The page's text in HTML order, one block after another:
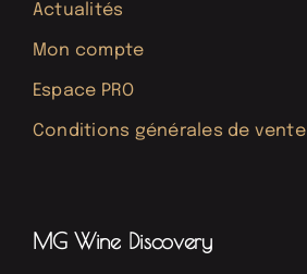
Actualités
Mon compte
Espace PRO
Conditions générales de vente
MG Wine Discovery